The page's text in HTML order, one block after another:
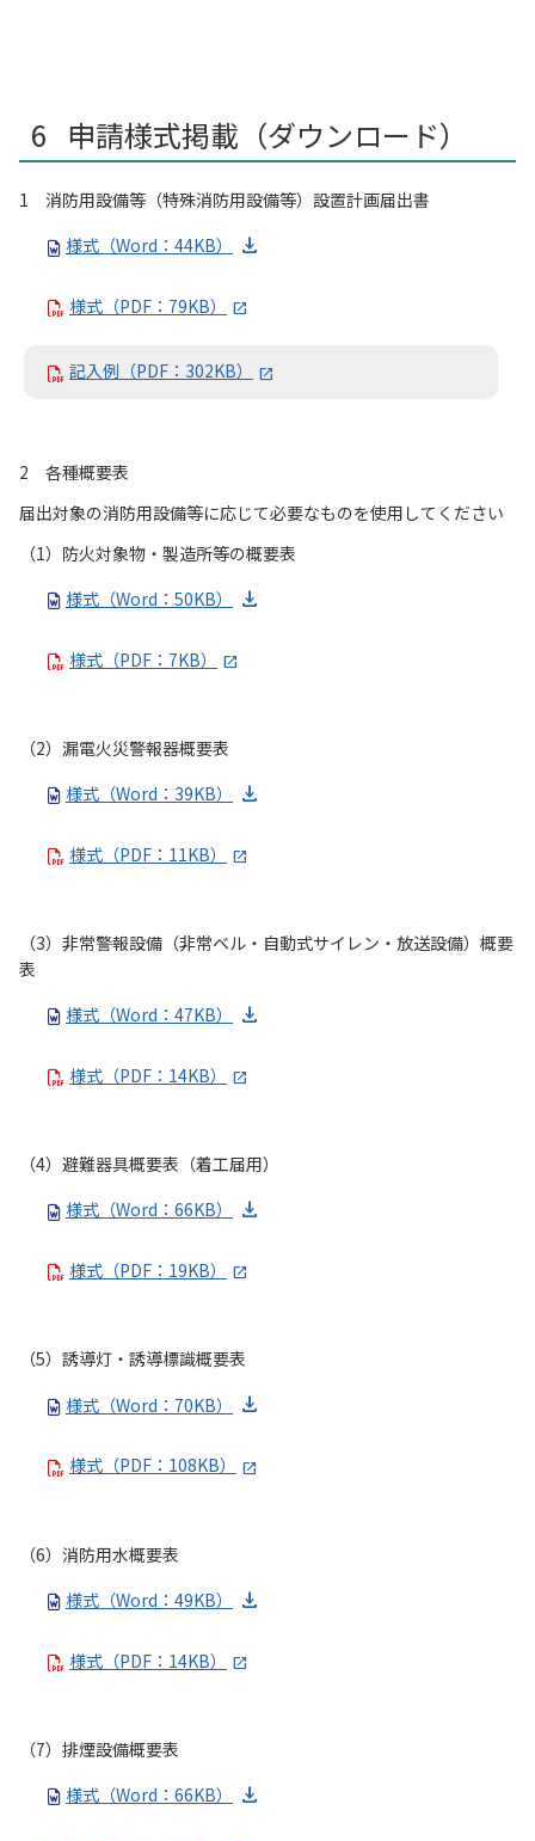
申請様式掲載（ダウンロード）
1 消防用設備等（特殊消防用設備等）設置計画届出書
様式（Word：44KB）
様式（PDF：79KB）
記入例（PDF：302KB）
2 各種概要表
届出対象の消防用設備等に応じて必要なものを使用してください
（1）防火対象物・製造所等の概要表
様式（Word：50KB）
様式（PDF：7KB）
（2）漏電火災警報器概要表
様式（Word：39KB）
様式（PDF：11KB）
（3）非常警報設備（非常ベル・自動式サイレン・放送設備）概要
表
様式（Word：47KB）
様式（PDF：14KB）
（4）避難器具概要表（着工届用）
様式（Word：66KB）
様式（PDF：19KB）
（5）誘導灯・誘導標識概要表
様式（Word：70KB）
様式（PDF：108KB）
（6）消防用水概要表
様式（Word：49KB）
様式（PDF：14KB）
（7）排煙設備概要表
様式（Word：66KB）